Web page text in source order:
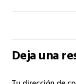
Deja una